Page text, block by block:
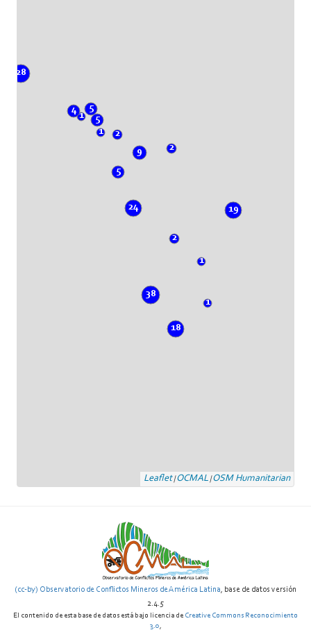
1
1
4 5
28
5
2
18
2
19
38
9
5
1
24
1
2
Leaflet|OCMAL|OSM Humanitarian
(cc-by) Observatorio de Conflictos Mineros de América Latina, base de datos versión
2.4.5
El contenido de esta base de datos está bajo licencia de Creative Commons Reconocimiento
3.0,